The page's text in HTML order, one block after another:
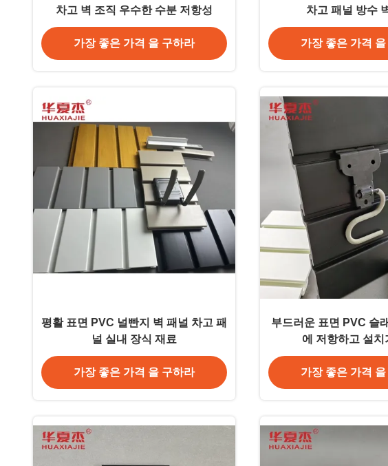
차고 벽 조직 우수한 수분 저항성
가장 좋은 가격 을 구하라
차고 패널 방수
가장 좋은 가격
평활 표면 PVC 널빤지 벽 패널 차고 패
널 실내 장식 재료
가장 좋은 가격 을 구하라
부드러운 표면 PVC 슬
에 저항하고 설치
가장 좋은 가격